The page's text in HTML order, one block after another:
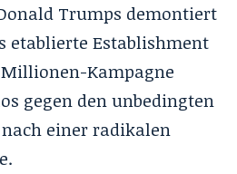
Trumps demontiert
etablierte Establishment
Kampagne
gegen den unbedingten
einer radikalen